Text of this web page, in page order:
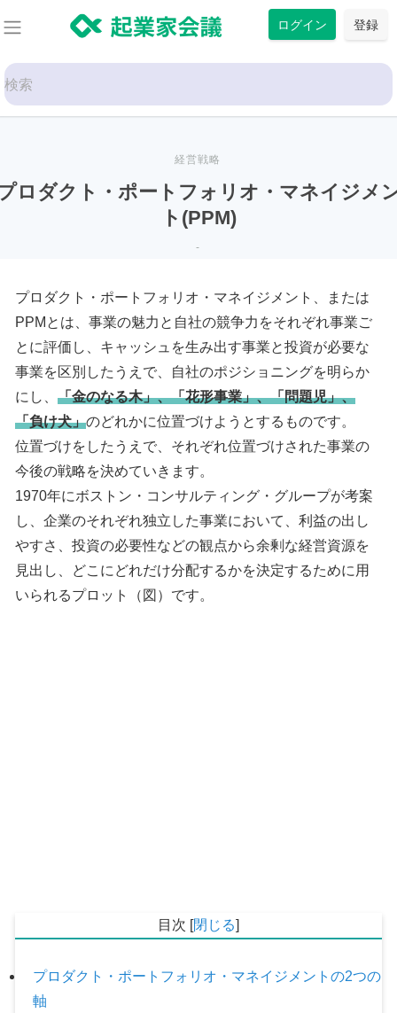
ン
テ
ン
キ
Search
for:
ログイン 登録
経営戦略
ロダクト・ポートフォリオ・マネイジメ
ト(PPM)
-
プロダクト・ポートフォリオ・マネイジメント、または
PPMとは、事業の魅力と自社の競争力をそれぞれ事業ご
とに評価し、キャッシュを生み出す事業と投資が必要な
事業を区別したうえで、自社のポジショニングを明らか
にし、 「金のなる木」、「花形事業」、「問題児」、
「負け犬」のどれかに位置づけようとするものです。
位置づけをしたうえで、それぞれ位置づけされた事業の
今後の戦略を決めていきます。
1970年にボストン・コンサルティング・グループが考案
し、企業のそれぞれ独立した事業において、利益の出し
やすさ、投資の必要性などの観点から余剰な経営資源を
見出し、どこにどれだけ分配するかを決定するために用
いられるプロット（図）です。
目次 閉じる
プロダクト・ポートフォリオ・マネイジメントの2つの
軸